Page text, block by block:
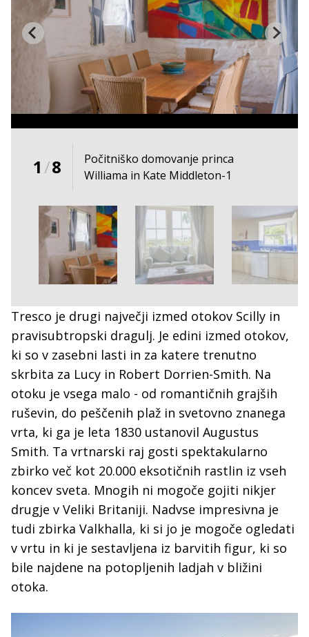
1/8
Počitniško domovanje princa
Williama in Kate Middleton-1
Tresco je drugi največji izmed otokov Scilly in
pravisubtropski dragulj. Je edini izmed otokov,
ki so v zasebni lasti in za katere trenutno
skrbita za Lucy in Robert Dorrien-Smith. Na
otoku je vsega malo - od romantičnih grajših
ruševin, do peščenih plaž in svetovno znanega
vrta, ki ga je leta 1830 ustanovil Augustus
Smith. Ta vrtnarski raj gosti spektakularno
zbirko več kot 20.000 eksotičnih rastlin iz vseh
koncev sveta. Mnogih ni mogoče gojiti nikjer
drugje v Veliki Britaniji. Nadvse impresivna je
tudi zbirka Valkhalla, ki si jo je mogoče ogledati
v vrtu in ki je sestavljena iz barvitih figur, ki so
bile najdene na potopljenih ladjah v bližini
otoka.